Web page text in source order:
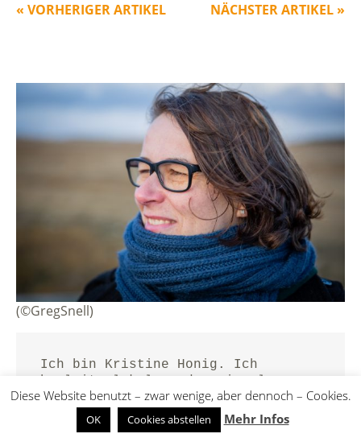
NÄCHSTER ARTIKEL »
« VORHERIGER ARTIKEL
(©GregSnell)
Ich bin Kristine Honig. Ich
begleite lokale und regionale
Tourismusorganisationen dabei,
Strategien verständlich zu machen
und in konkrete, gemeinsam
Diese Website benutzt – zwar wenige, aber dennoch – Cookies.
OK Cookies abstellen Mehr Infos